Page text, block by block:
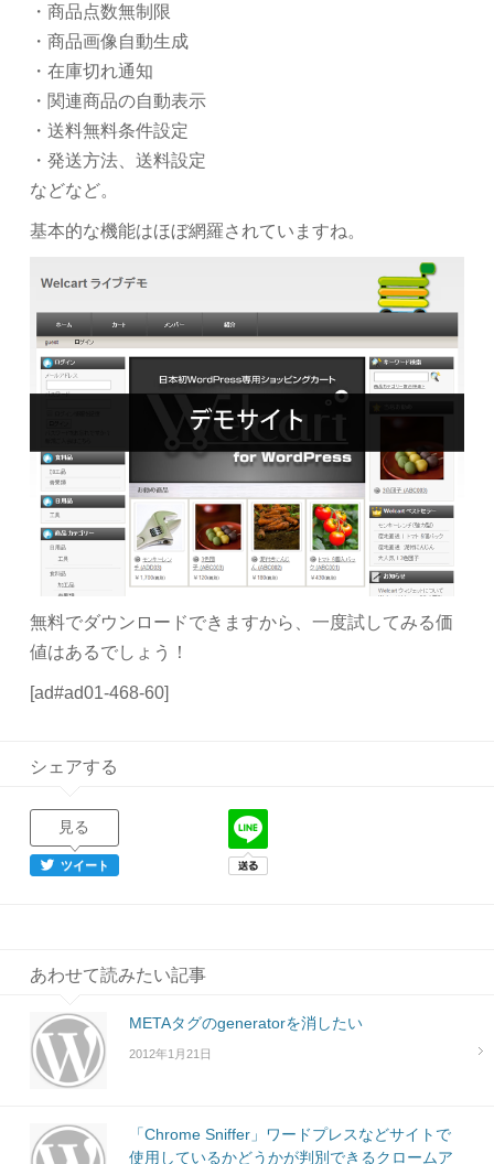
・商品点数無制限
・商品画像自動生成
・在庫切れ通知
・関連商品の自動表示
・送料無料条件設定
・発送方法、送料設定
などなど。
基本的な機能はほぼ網羅されていますね。
無料でダウンロードできますから、一度試してみる価
値はあるでしょう！
[ad#ad01-468-60]
シェアする
見る
ツイート
あわせて読みたい記事
METAタグのgeneratorを消したい
2012年1月21日
「Chrome Sniffer」ワードプレスなどサイトで
使用しているかどうかが判別できるクロームア